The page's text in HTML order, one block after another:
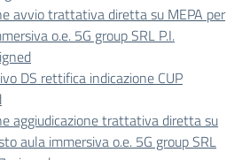
avvio trattativa diretta su MEPA per
o.e. 5G group SRL P.I.
DS rettifica indicazione CUP
aggiudicazione trattativa diretta su
aula immersiva o.e. 5G group SRL